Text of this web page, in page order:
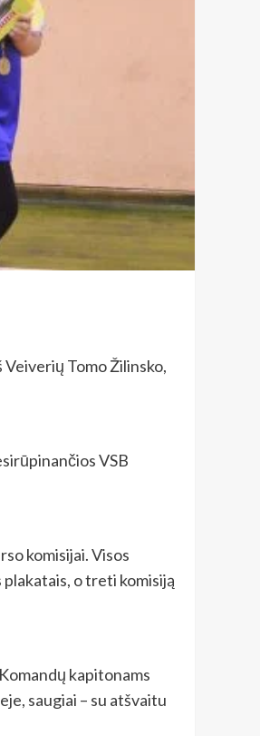
Tomo Žilinsko,
VSB
komisijai. Visos
o treti komisiją
kapitonams
saugiai – su atšvaitu